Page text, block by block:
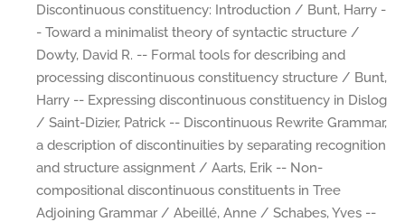
Discontinuous constituency: Introduction / Bunt, Harry -
- Toward a minimalist theory of syntactic structure /
Dowty, David R. -- Formal tools for describing and
processing discontinuous constituency structure / Bunt,
Harry -- Expressing discontinuous constituency in Dislog
/ Saint-Dizier, Patrick -- Discontinuous Rewrite Grammar,
a description of discontinuities by separating recognition
and structure assignment / Aarts, Erik -- Non-
compositional discontinuous constituents in Tree
Adjoining Grammar / Abeillé, Anne / Schabes, Yves --